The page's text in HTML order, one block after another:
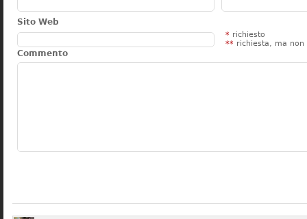
Sito Web
* richiesto
** richiesta, ma non
Commento